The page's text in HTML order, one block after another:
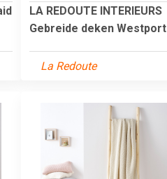
LA REDOUTE INTERIEURS
Gebreide deken Westport
La Redoute